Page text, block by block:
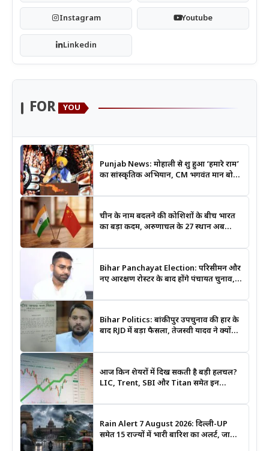
Instagram Youtube
Linkedin
FOR YOU
Punjab News: मोहाली से शुरू हुआ ‘हमारे राम’
का सांस्कृतिक अभियान, CM भगवंत मान बोले-
चीन के नाम बदलने की कोशिशों के बीच भारत
का बड़ा कदम, अरुणाचल के 27 स्थान अब
Bihar Panchayat Election: परिसीमन और
नए आरक्षण रोस्टर के बाद होंगे पंचायत चुनाव,
Bihar Politics: बांकीपुर उपचुनाव की हार के
बाद RJD में बड़ा फैसला, तेजस्वी यादव ने क्यों
आज किन शेयरों में दिख सकती है बड़ी हलचल?
LIC, Trent, SBI और Titan समेत इन
Rain Alert 7 August 2026: दिल्ली-UP
समेत 15 राज्यों में भारी बारिश का अलर्ट, जानिए